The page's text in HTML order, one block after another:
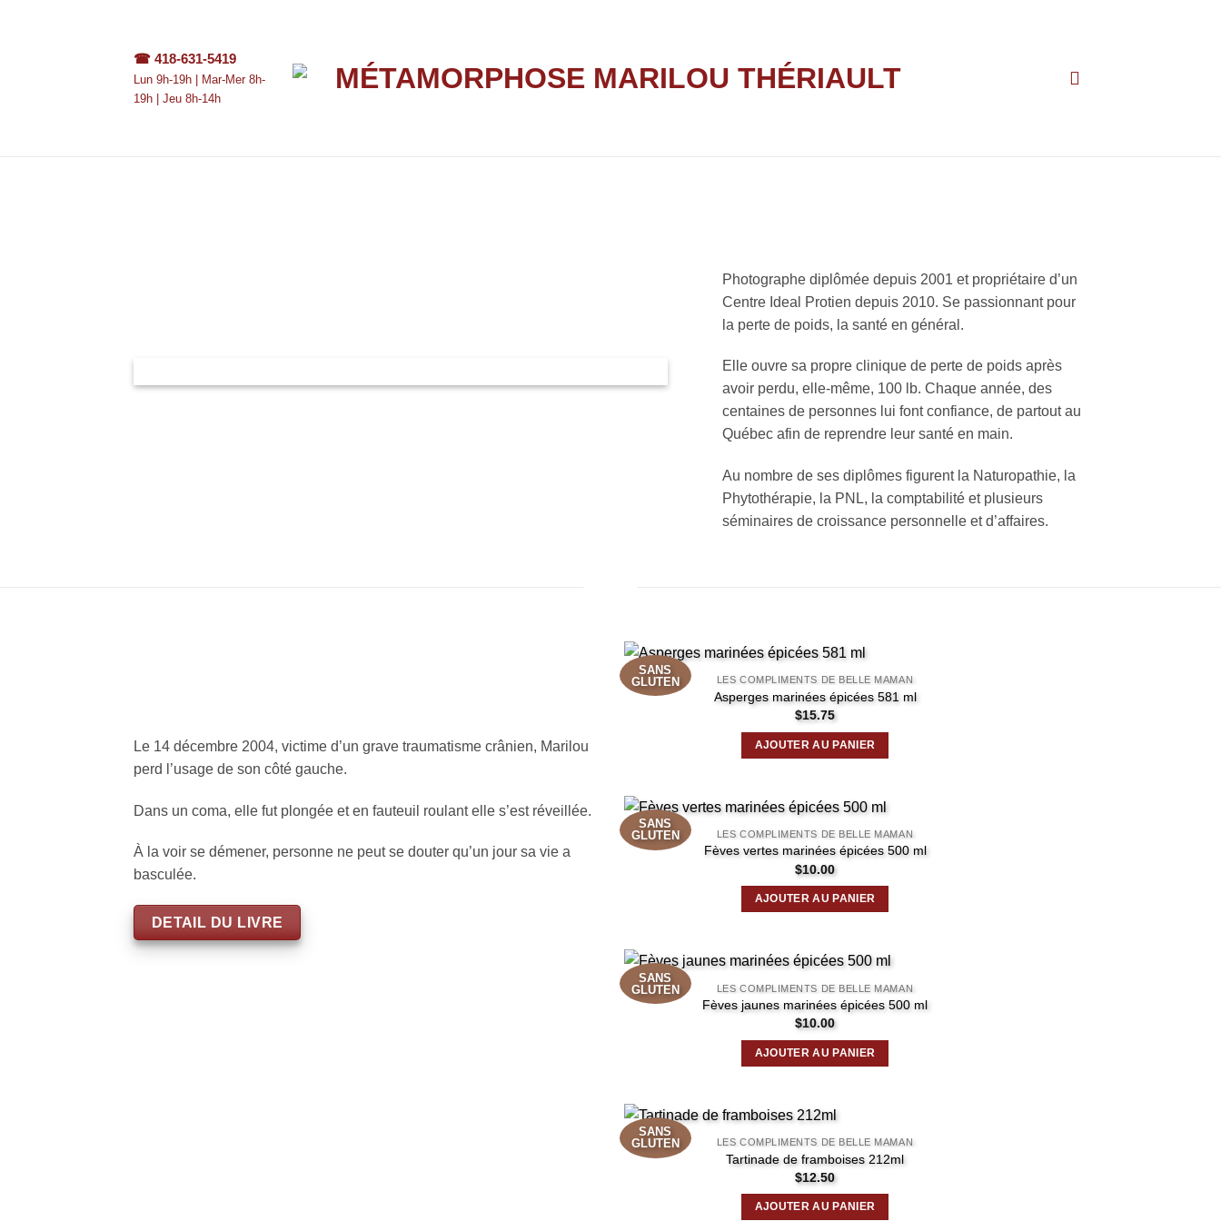
☎ 418-631-5419
Lun 9h-19h | Mar-Mer 8h-
19h | Jeu 8h-14h
Photographe diplômée depuis 2001 et propriétaire d’un
Centre Ideal Protien depuis 2010. Se passionnant pour
la perte de poids, la santé en général.
Elle ouvre sa propre clinique de perte de poids après
avoir perdu, elle-même, 100 lb. Chaque année, des
centaines de personnes lui font confiance, de partout au
Québec afin de reprendre leur santé en main.
Au nombre de ses diplômes figurent la Naturopathie, la
Phytothérapie, la PNL, la comptabilité et plusieurs
séminaires de croissance personnelle et d’affaires.
Le 14 décembre 2004, victime d’un grave traumatisme crânien, Marilou
perd l’usage de son côté gauche.
Dans un coma, elle fut plongée et en fauteuil roulant elle s’est réveillée.
À la voir se démener, personne ne peut se douter qu’un jour sa vie a
basculée.
DETAIL DU LIVRE
SANS
GLUTEN
LES COMPLIMENTS DE BELLE MAMAN
Asperges marinées épicées 581 ml
$15.75
AJOUTER AU PANIER
SANS
GLUTEN
LES COMPLIMENTS DE BELLE MAMAN
Fèves vertes marinées épicées 500 ml
$10.00
AJOUTER AU PANIER
SANS
GLUTEN
LES COMPLIMENTS DE BELLE MAMAN
Fèves jaunes marinées épicées 500 ml
$10.00
AJOUTER AU PANIER
SANS
GLUTEN
LES COMPLIMENTS DE BELLE MAMAN
Tartinade de framboises 212ml
$12.50
AJOUTER AU PANIER